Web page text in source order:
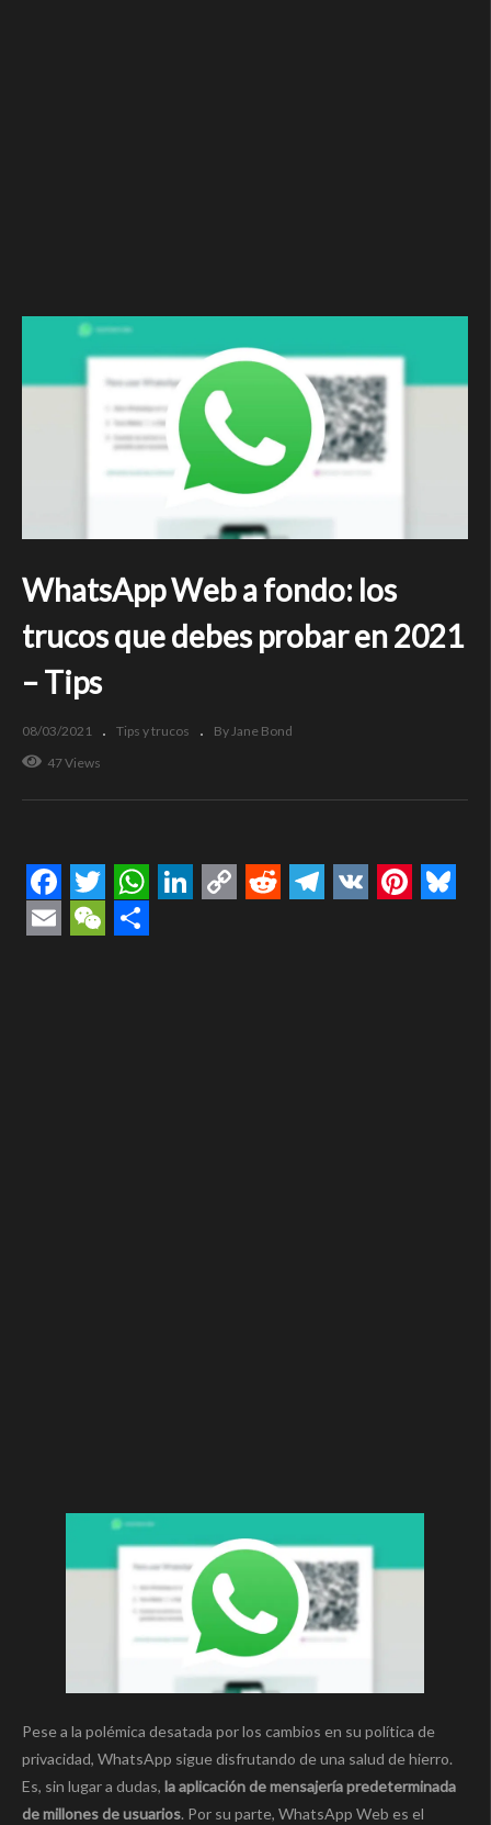
WhatsApp Web a fondo: los
trucos que debes probar en 2021
– Tips
08/03/2021 Tips y trucos
By Jane Bond
47 Views
Facebook
TwitterWhatsApp
Pese a la polémica desatada por los cambios en su política de
privacidad, WhatsApp sigue disfrutando de una salud de hierro.
Es, sin lugar a dudas, la aplicación de mensajería predeterminada
de millones de usuarios. Por su parte, WhatsApp Web es el